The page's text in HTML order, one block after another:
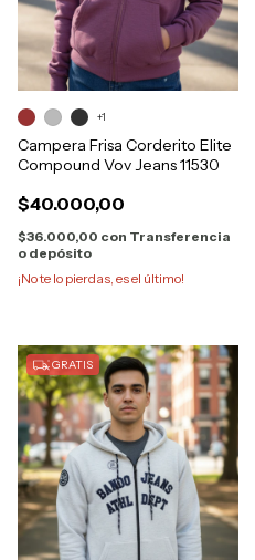
Campera Frisa Corderito Elite
Compound Vov Jeans 11530
$40.000,00
$36.000,00 con Transferencia
o depósito
¡No te lo pierdas, es el último!
+1
GRATIS